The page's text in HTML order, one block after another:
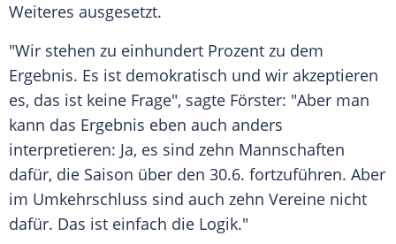
Weiteres ausgesetzt.
"Wir stehen zu einhundert Prozent zu dem
Ergebnis. Es ist demokratisch und wir akzeptieren
es, das ist keine Frage", sagte Förster: "Aber man
kann das Ergebnis eben auch anders
interpretieren: Ja, es sind zehn Mannschaften
dafür, die Saison über den 30.6. fortzuführen. Aber
im Umkehrschluss sind auch zehn Vereine nicht
dafür. Das ist einfach die Logik."